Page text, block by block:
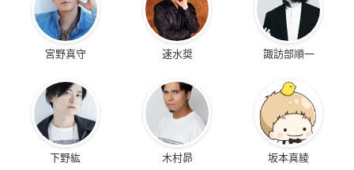
宮野真守 速水奨 諏訪部順一
下野紘 木村昴 坂本真綾